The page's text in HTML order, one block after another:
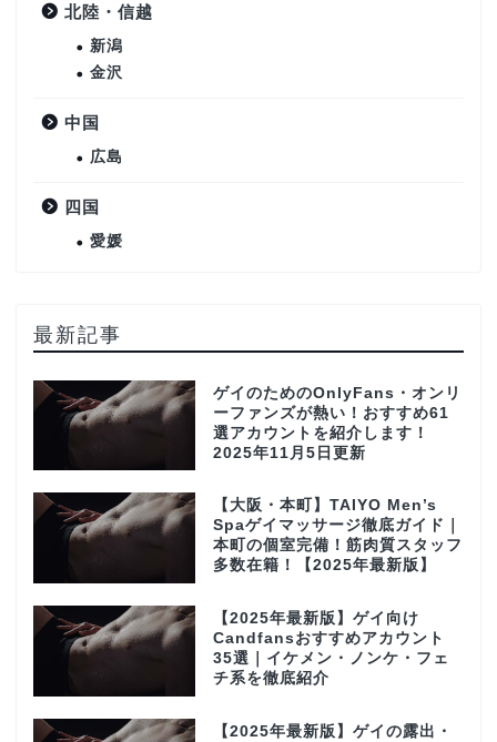
北陸・信越
新潟
金沢
中国
広島
四国
愛媛
最新記事
ゲイのためのOnlyFans・オンリ
ーファンズが熱い！おすすめ61
選アカウントを紹介します！
2025年11月5日更新
【大阪・本町】TAIYO Men’s
Spaゲイマッサージ徹底ガイド｜
本町の個室完備！筋肉質スタッフ
多数在籍！【2025年最新版】
【2025年最新版】ゲイ向け
Candfansおすすめアカウント
35選｜イケメン・ノンケ・フェ
チ系を徹底紹介
【2025年最新版】ゲイの露出・